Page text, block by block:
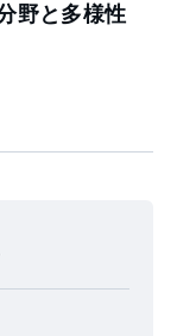
野と多様性